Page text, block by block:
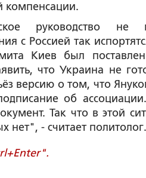
компенсации.
руководство не
с Россией так
Киев был
что Украина не
версию о том, что
об
Так что в этой
нет", - считает политолог.